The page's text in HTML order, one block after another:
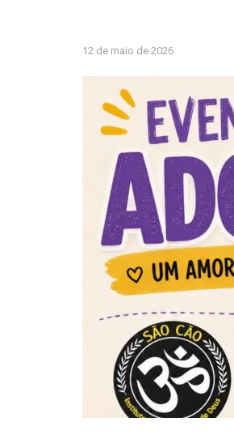
12 de maio de 2026